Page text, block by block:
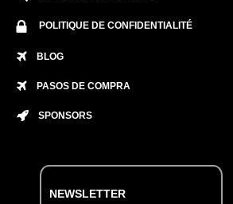
POLITIQUE DE CONFIDENTIALITÉ
BLOG
PASOS DE COMPRA
SPONSORS
NEWSLETTER